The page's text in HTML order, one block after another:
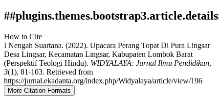
How to Cite
I Nengah Suartana. (2022). Upacara Perang Topat Di Pura Lingsar
Desa Lingsar, Kecamatan Lingsar, Kabupaten Lombok Barat
(Perspektif Teologi Hindu). WIDYALAYA: Jurnal Ilmu Pendidikan,
3(1), 81-103. Retrieved from
https://jurnal.ekadanta.org/index.php/Widyalaya/article/view/196
More Citation Formats